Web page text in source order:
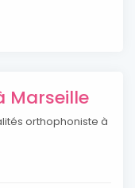
Marseille
orthophoniste à